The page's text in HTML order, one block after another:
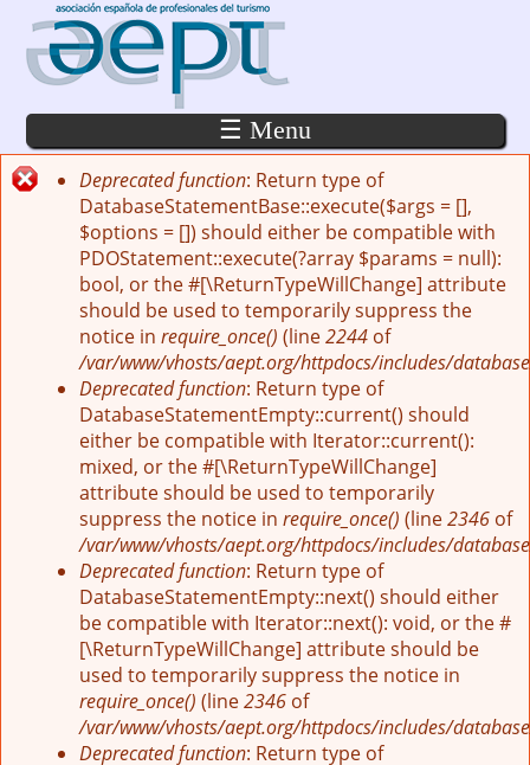
Pasar al contenido principal
☰ Menu
Mensaje de error
Deprecated function: Return type of
DatabaseStatementBase::execute($args = [],
$options = []) should either be compatible with
PDOStatement::execute(?array $params = null):
bool, or the #[\ReturnTypeWillChange] attribute
should be used to temporarily suppress the
notice in require_once() (line2244 of
/var/www/vhosts/aept.org/httpdocs/includes/
Deprecated function: Return type of
DatabaseStatementEmpty::current() should
either be compatible with Iterator::current():
mixed, or the #[\ReturnTypeWillChange]
attribute should be used to temporarily
suppress the notice in require_once() (line2346 of
/var/www/vhosts/aept.org/httpdocs/includes/
Deprecated function: Return type of
DatabaseStatementEmpty::next() should either
be compatible with Iterator::next(): void, or the #
[\ReturnTypeWillChange] attribute should be
used to temporarily suppress the notice in
require_once() (line2346 of
/var/www/vhosts/aept.org/httpdocs/includes/
Deprecated function: Return type of